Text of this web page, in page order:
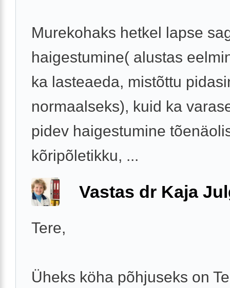
Murekohaks hetkel lapse
haigestumine( alustas
ka lasteaeda, mistõttu
normaalseks), kuid ka
pidev haigestumine
kõripõletikku, ...
Vastas dr Kaja
Tere,
Üheks köha põhjuseks on